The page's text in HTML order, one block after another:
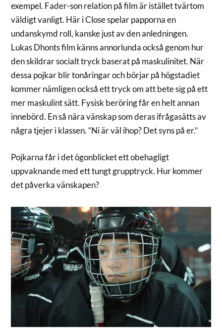
exempel. Fader-son relation på film är istället tvärtom
väldigt vanligt. Här i Close spelar papporna en
undanskymd roll, kanske just av den anledningen.
Lukas Dhonts film känns annorlunda också genom hur
den skildrar socialt tryck baserat på maskulinitet. När
dessa pojkar blir tonåringar och börjar på högstadiet
kommer nämligen också ett tryck om att bete sig på ett
mer maskulint sätt. Fysisk beröring får en helt annan
innebörd. En så nära vänskap som deras ifrågasätts av
några tjejer i klassen. “Ni är väl ihop? Det syns på er.”
Pojkarna får i det ögonblicket ett obehagligt
uppvaknande med ett tungt grupptryck. Hur kommer
det påverka vänskapen?